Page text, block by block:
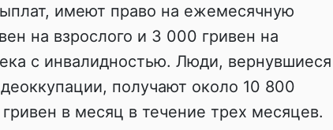
имеют право на ежемесячную
на взрослого и 3 000 гривен на
с инвалидностью. Люди, вернувшиеся
получают около 10 800
в месяц в течение трех месяцев.